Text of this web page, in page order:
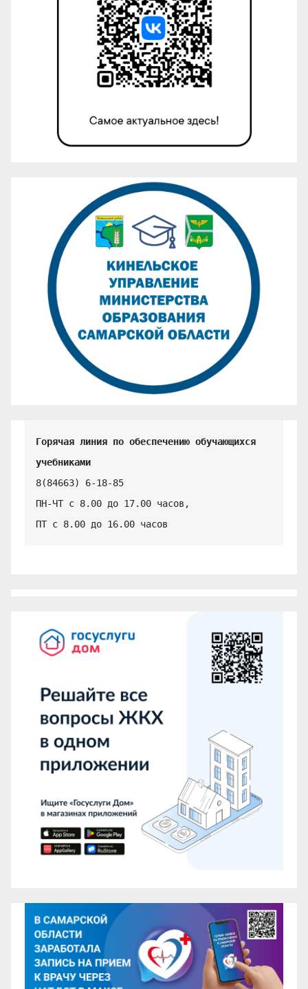
Горячая линия по обеспечению обучающихся
учебниками
8(84663) 6-18-85
ПН-ЧТ с 8.00 до 17.00 часов,
ПТ с 8.00 до 16.00 часов